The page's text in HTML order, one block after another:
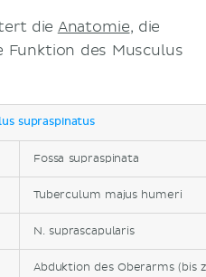
die Anatomie, die
Funktion des Musculus
supraspinatus
Fossa supraspinata
Tuberculum majus humeri
N. suprascapularis
Abduktion des Oberarms (bis